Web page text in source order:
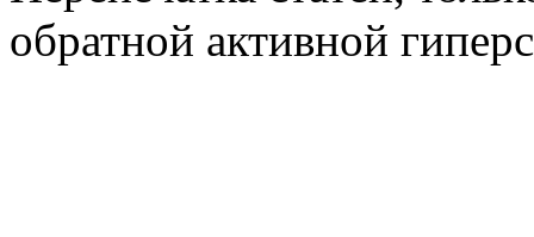
обратной активной